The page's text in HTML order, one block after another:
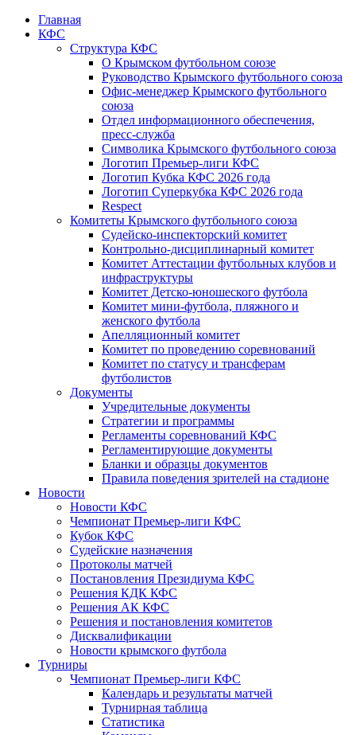
Главная
КФС
Структура КФС
О Крымском футбольном союзе
Руководство Крымского футбольного союза
Офис-менеджер Крымского футбольного
союза
Отдел информационного обеспечения,
пресс-служба
Символика Крымского футбольного союза
Логотип Премьер-лиги КФС
Логотип Кубка КФС 2026 года
Логотип Суперкубка КФС 2026 года
Respect
Комитеты Крымского футбольного союза
Судейско-инспекторский комитет
Контрольно-дисциплинарный комитет
Комитет Аттестации футбольных клубов и
инфраструктуры
Комитет Детско-юношеского футбола
Комитет мини-футбола, пляжного и
женского футбола
Апелляционный комитет
Комитет по проведению соревнований
Комитет по статусу и трансферам
футболистов
Документы
Учредительные документы
Стратегии и программы
Регламенты соревнований КФС
Регламентирующие документы
Бланки и образцы документов
Правила поведения зрителей на стадионе
Новости
Новости КФС
Чемпионат Премьер-лиги КФС
Кубок КФС
Судейские назначения
Протоколы матчей
Постановления Президиума КФС
Решения КДК КФС
Решения АК КФС
Решения и постановления комитетов
Дисквалификации
Новости крымского футбола
Турниры
Чемпионат Премьер-лиги КФС
Календарь и результаты матчей
Турнирная таблица
Статистика